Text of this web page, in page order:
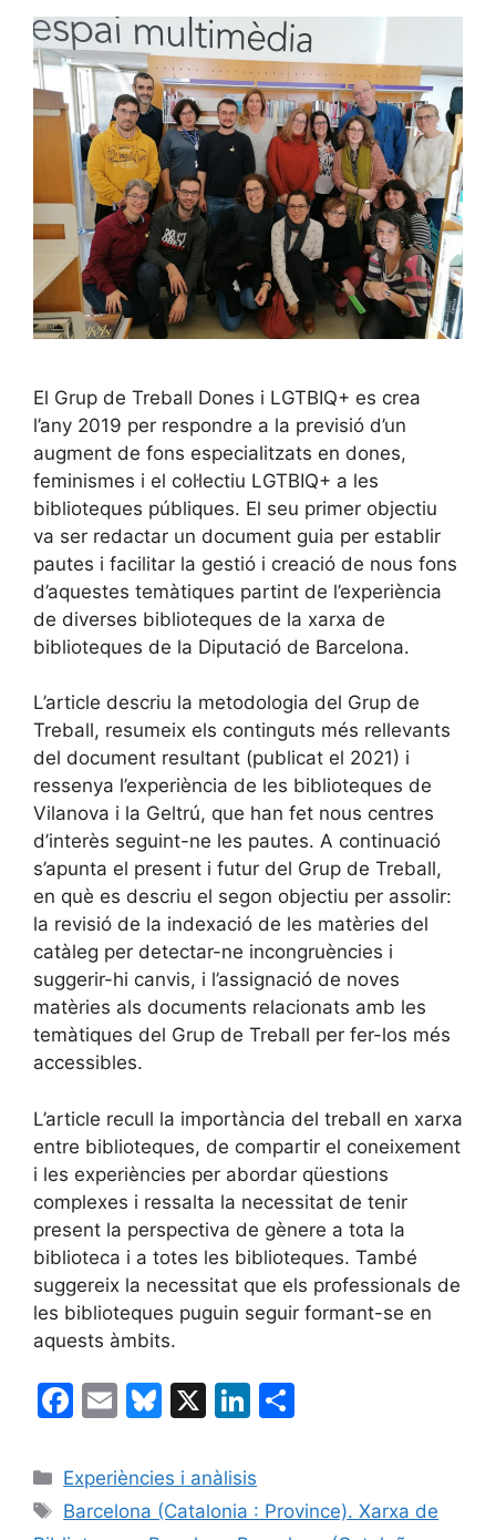
El Grup de Treball Dones i LGTBIQ+ es crea
l’any 2019 per respondre a la previsió d’un
augment de fons especialitzats en dones,
feminismes i el col·lectiu LGTBIQ+ a les
biblioteques públiques. El seu primer objectiu
va ser redactar un document guia per establir
pautes i facilitar la gestió i creació de nous fons
d’aquestes temàtiques partint de l’experiència
de diverses biblioteques de la xarxa de
biblioteques de la Diputació de Barcelona.
L’article descriu la metodologia del Grup de
Treball, resumeix els continguts més rellevants
del document resultant (publicat el 2021) i
ressenya l’experiència de les biblioteques de
Vilanova i la Geltrú, que han fet nous centres
d’interès seguint-ne les pautes. A continuació
s’apunta el present i futur del Grup de Treball,
en què es descriu el segon objectiu per assolir:
la revisió de la indexació de les matèries del
catàleg per detectar-ne incongruències i
suggerir-hi canvis, i l’assignació de noves
matèries als documents relacionats amb les
temàtiques del Grup de Treball per fer-los més
accessibles.
L’article recull la importància del treball en xarxa
entre biblioteques, de compartir el coneixement
i les experiències per abordar qüestions
complexes i ressalta la necessitat de tenir
present la perspectiva de gènere a tota la
biblioteca i a totes les biblioteques. També
suggereix la necessitat que els professionals de
les biblioteques puguin seguir formant-se en
aquests àmbits.
F
c
e
E
ai
l
Bl
e
s
X
Li
k
e p
Categories
Experiències i anàlisis
Etiquetes
Barcelona (Catalonia : Province). Xarxa de